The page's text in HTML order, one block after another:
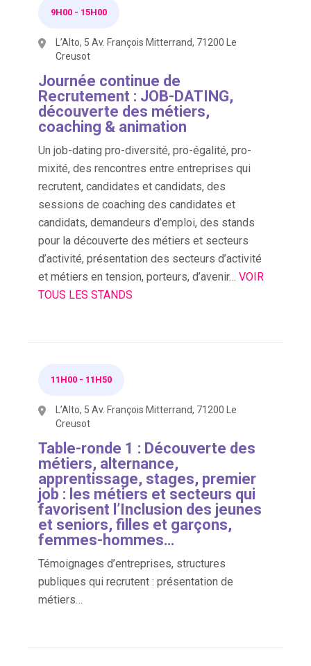
9H00 - 15H00
L’Alto, 5 Av. François Mitterrand, 71200 Le
Creusot
Journée continue de
Recrutement : JOB-DATING,
découverte des métiers,
coaching & animation
Un job-dating pro-diversité, pro-égalité, pro-
mixité, des rencontres entre entreprises qui
recrutent, candidates et candidats, des
sessions de coaching des candidates et
candidats, demandeurs d’emploi, des stands
pour la découverte des métiers et secteurs
d’activité, présentation des secteurs d’activité
et métiers en tension, porteurs, d’avenir… VOIR
TOUS LES STANDS
11H00 - 11H50
L’Alto, 5 Av. François Mitterrand, 71200 Le
Creusot
Table-ronde 1 : Découverte des
métiers, alternance,
apprentissage, stages, premier
job : les métiers et secteurs qui
favorisent l’Inclusion des jeunes
et seniors, filles et garçons,
femmes-hommes…
Témoignages d’entreprises, structures
publiques qui recrutent : présentation de
métiers…